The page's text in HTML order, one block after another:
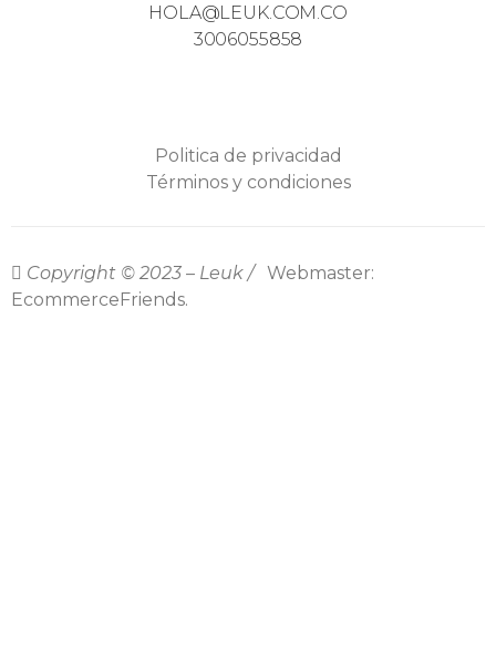
HOLA@LEUK.COM.CO
3006055858
Politica de privacidad
Términos y condiciones
Copyright © 2023 – Leuk / Webmaster:
EcommerceFriends.